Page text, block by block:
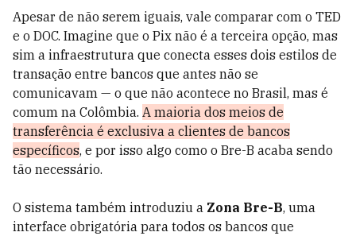
Apesar de não serem iguais, vale comparar com o TED
e o DOC. Imagine que o Pix não é a terceira opção, mas
sim a infraestrutura que conecta esses dois estilos de
transação entre bancos que antes não se
comunicavam — o que não acontece no Brasil, mas é
comum na Colômbia. A maioria dos meios de
transferência é exclusiva a clientes de bancos
específicos, e por isso algo como o Bre-B acaba sendo
tão necessário.
O sistema também introduziu a Zona Bre-B, uma
interface obrigatória para todos os bancos que